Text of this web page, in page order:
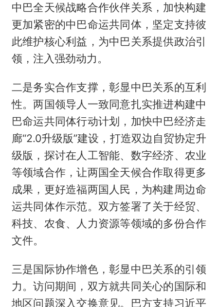
中巴全天候战略合作伙伴关系，加快构建
更加紧密的中巴命运共同体，坚定支持彼
此维护核心利益，为中巴关系提供政治引
领，注入强劲动力。
二是务实合作支撑，彰显中巴关系的互利
性。两国领导人一致同意扎实推进构建中
巴命运共同体行动计划，加快中巴经济走
廊“2.0升级版”建设，打造双边自贸协定升
级版，探讨在人工智能、数字经济、农业
等领域合作，让两国全天候合作取得更多
成果，更好造福两国人民，为构建周边命
运共同体作示范。双方签署了关于经贸、
科技、农食、人力资源等领域的多份合作
文件。
三是国际协作增色，彰显中巴关系的引领
力。访问期间，双方就共同关心的国际和
地区问题深入交换意见。巴方支持习近平